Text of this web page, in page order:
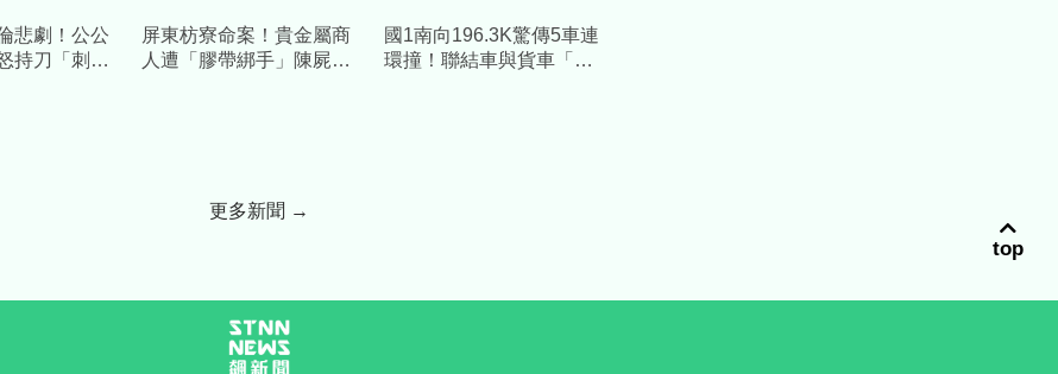
悲劇！公公
持刀「刺
屏東枋寮命案！貴金屬商
人遭「膠帶綁手」陳屍血
國1南向196.3K驚傳5車連
環撞！聯結車與貨車「擠
更多新聞 →
top